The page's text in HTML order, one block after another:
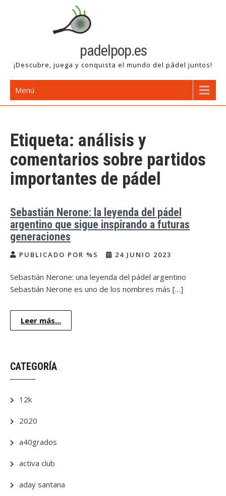
padelpop.es
¡Descubre, juega y conquista el mundo del pádel juntos!
Menú
Etiqueta: análisis y
comentarios sobre partidos
importantes de pádel
Sebastián Nerone: la leyenda del pádel
argentino que sigue inspirando a futuras
generaciones
PUBLICADO POR %S 24 JUNIO 2023
Sebastián Nerone: una leyenda del pádel argentino
Sebastián Nerone es uno de los nombres más […]
Leer más...
CATEGORÍA
12k
2020
a40grados
activa club
aday santana